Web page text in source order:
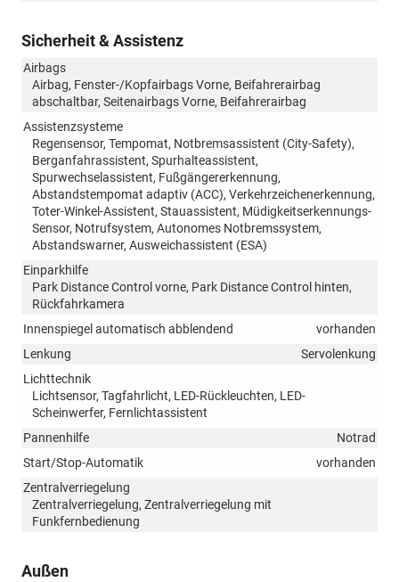
Sicherheit & Assistenz
Airbags
Airbag, Fenster-/Kopfairbags Vorne, Beifahrerairbag
abschaltbar, Seitenairbags Vorne, Beifahrerairbag
Assistenzsysteme
Regensensor, Tempomat, Notbremsassistent (City-Safety),
Berganfahrassistent, Spurhalteassistent,
Spurwechselassistent, Fußgängererkennung,
Abstandstempomat adaptiv (ACC), Verkehrzeichenerkennung,
Toter-Winkel-Assistent, Stauassistent, Müdigkeitserkennungs-
Sensor, Notrufsystem, Autonomes Notbremssystem,
Abstandswarner, Ausweichassistent (ESA)
Einparkhilfe
Park Distance Control vorne, Park Distance Control hinten,
Rückfahrkamera
Innenspiegel automatisch abblendend
vorhanden
Lenkung
Servolenkung
Lichttechnik
Lichtsensor, Tagfahrlicht, LED-Rückleuchten, LED-
Scheinwerfer, Fernlichtassistent
Pannenhilfe
Notrad
Start/Stop-Automatik
vorhanden
Zentralverriegelung
Zentralverriegelung, Zentralverriegelung mit
Funkfernbedienung
Außen